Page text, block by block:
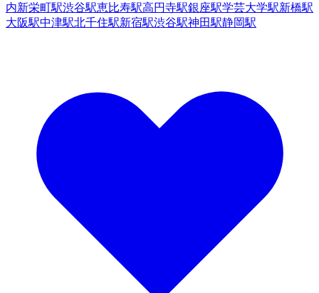
内新栄町駅渋谷駅恵比寿駅高円寺駅銀座駅学芸大学駅新橋駅
大阪駅中津駅北千住駅新宿駅渋谷駅神田駅静岡駅